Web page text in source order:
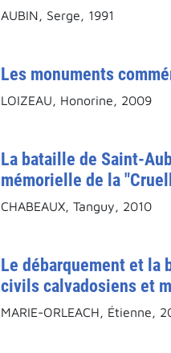
AUBIN, Serge, 1991
Les monuments
LOIZEAU, Honorine, 2009
La bataille de Saint-
mémorielle de la
CHABEAUX, Tanguy, 2010
Le débarquement et la
civils calvadosiens et
MARIE-ORLEACH, Étienne,